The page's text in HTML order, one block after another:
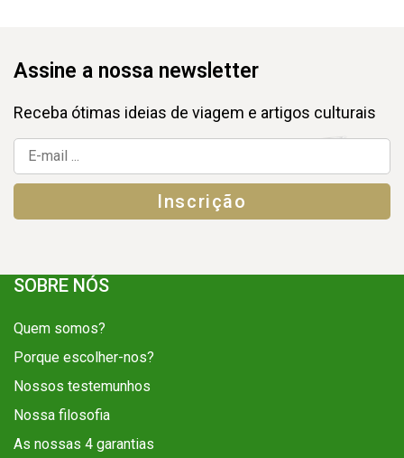
Assine a nossa newsletter
Receba ótimas ideias de viagem e artigos culturais
SOBRE NÓS
Quem somos?
Porque escolher-nos?
Nossos testemunhos
Nossa filosofia
As nossas 4 garantias